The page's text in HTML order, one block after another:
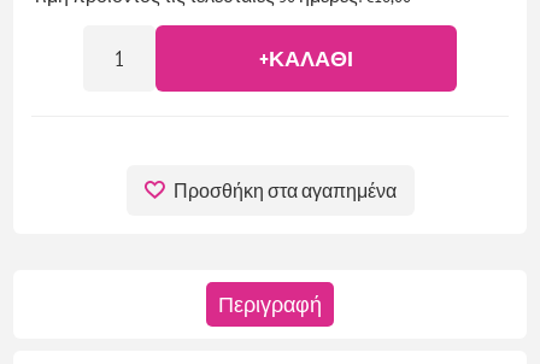
+ΚΑΛΆΘΙ
Προσθήκη στα αγαπημένα
Περιγραφή